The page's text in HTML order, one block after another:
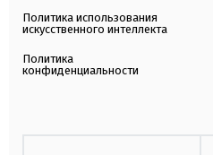
Политика использования
искусственного интеллекта
Политика
конфиденциальности